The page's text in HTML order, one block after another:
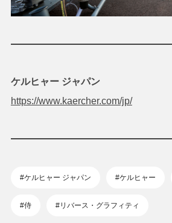
ケルヒャー ジャパン
https://www.kaercher.com/jp/
#ケルヒャー ジャパン #ケルヒャー
#侍 #リバース・グラフィティ